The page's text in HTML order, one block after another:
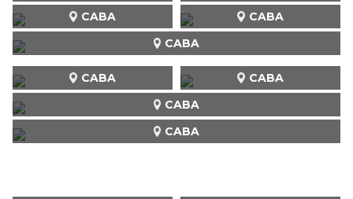
CABA
CABA CABA
CABA
CABA CABA
CABA